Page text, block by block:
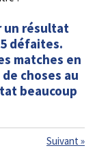
un résultat
défaites.
matches en
choses au
beaucoup
Suivant »